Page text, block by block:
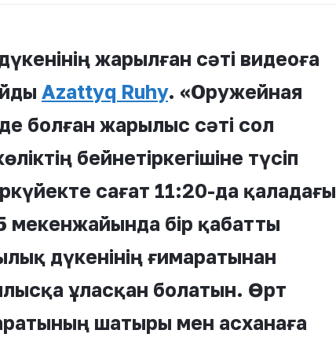
жарылған сәті видеоға
Azattyq Ruhy. «Оружейная
болған жарылыс сәті сол
бейнетіркегішіне түсіп
сағат 11:20-да қаладағы
мекенжайында бір қабатты
дүкенінің ғимаратынан
ұласқан болатын. Өрт
шатыры мен асханаға